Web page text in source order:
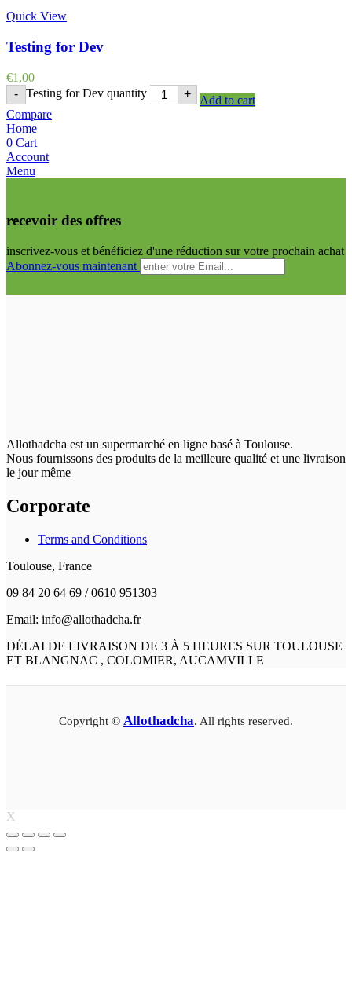
Quick View
Testing for Dev
€1,00
- Testing for Dev quantity +
Add to cart
Compare
Home
0 Cart
Account
Menu
recevoir des offres
inscrivez-vous et bénéficiez d'une réduction sur votre prochain achat
Abonnez-vous maintenant
Allothadcha est un supermarché en ligne basé à Toulouse.
Nous fournissons des produits de la meilleure qualité et une livraison
le jour même
Corporate
Terms and Conditions
Toulouse, France
09 84 20 64 69 / 0610 951303
Email: info@allothadcha.fr
DÉLAI DE LIVRAISON DE 3 À 5 HEURES SUR TOULOUSE
ET BLANGNAC , COLOMIER, AUCAMVILLE
Copyright © Allothadcha. All rights reserved.
X